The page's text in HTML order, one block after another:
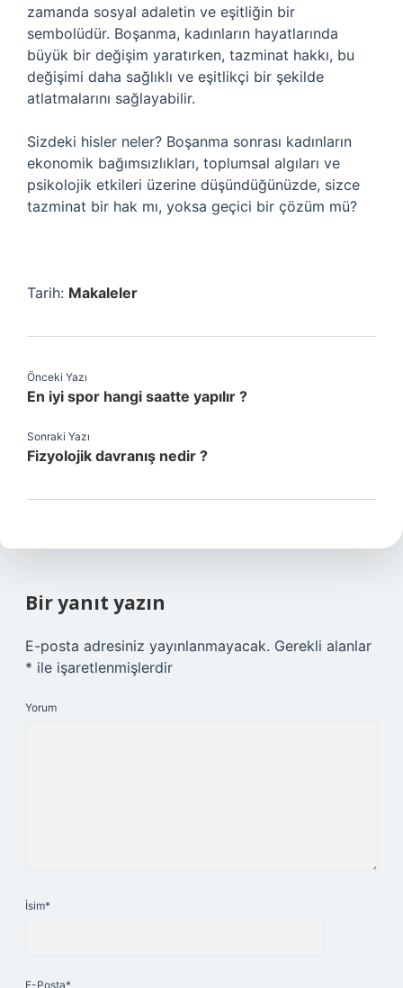
zamanda sosyal adaletin ve eşitliğin bir
sembolüdür. Boşanma, kadınların hayatlarında
büyük bir değişim yaratırken, tazminat hakkı, bu
değişimi daha sağlıklı ve eşitlikçi bir şekilde
atlatmalarını sağlayabilir.
Sizdeki hisler neler? Boşanma sonrası kadınların
ekonomik bağımsızlıkları, toplumsal algıları ve
psikolojik etkileri üzerine düşündüğünüzde, sizce
tazminat bir hak mı, yoksa geçici bir çözüm mü?
Tarih: Makaleler
Önceki Yazı
En iyi spor hangi saatte yapılır ?
Sonraki Yazı
Fizyolojik davranış nedir ?
Bir yanıt yazın
E-posta adresiniz yayınlanmayacak. Gerekli alanlar
* ile işaretlenmişlerdir
Yorum
İsim*
E-Posta*